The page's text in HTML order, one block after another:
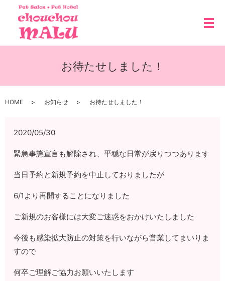
メ
お待たせしました！
HOME お知らせ お待たせしました！
2020/05/30
緊急事態宣言も解除され、平穏な日常が戻りつつあります
当日予約と新規予約を中止しておりましたが
6/1より再開することになりました
ご新規のお客様には大変ご迷惑をおかけいたしました
今後も感染拡大防止の対策を行いながら営業してまいりま
すので
何卒ご理解ご協力お願いいたします